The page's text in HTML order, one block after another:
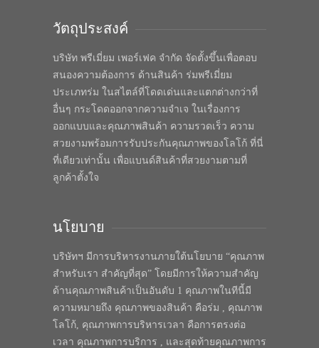
วัตถุประสงค์
บริษัท พรีเมี่ยม เพอร์เฟค จำกัด จัดตั้งขึ้นเพื่อตอบ
สนองความต้องการ ด้านสินค้า ร่มพรีเมี่ยม
ประเภทร่ม ในสไตล์ที่โดดเด่นและแตกต่างกว่าที่
อื่นๆ กระโดดออกจากความจำเจ ในเรื่องการ
ออกแบบและคุณภาพสินค้า ความรวดเร็ว ความ
สวยงามพร้อมการรับประกันคุณภาพของโลโก้ ที่นี่
ที่เดียวเท่านั้น เพื่อแบนด์สินค้าที่สวยงามตามที่
ลูกค้าตั้งใจ
นโยบาย
บริษัทฯ มีการบริหารงานภายใต้นโยบาย “คุณภาพ
สำหรับเรา สำคัญที่สุด” โดยมีการให้ความสำคัญ
ด้านคุณภาพสินค้าเป็นอันดับ 1 คุณภาพในทีนี้มี
ความหมายถึง คุณภาพของสินค้า คือร่ม , คุณภาพ
โลโก้, คุณภาพการบริหารเวลา คือการตรงต่อ
เวลา คุณภาพการบริการ , และสุดท้ายคุณภาพการ